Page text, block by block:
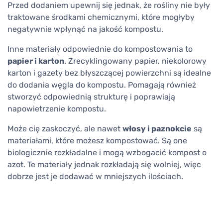
Przed dodaniem upewnij się jednak, że rośliny nie były
traktowane środkami chemicznymi, które mogłyby
negatywnie wpłynąć na jakość kompostu.
Inne materiały odpowiednie do kompostowania to
papier i karton. Zrecyklingowany papier, niekolorowy
karton i gazety bez błyszczącej powierzchni są idealne
do dodania węgla do kompostu. Pomagają również
stworzyć odpowiednią strukturę i poprawiają
napowietrzenie kompostu.
Może cię zaskoczyć, ale nawet włosy i paznokcie są
materiałami, które możesz kompostować. Są one
biologicznie rozkładalne i mogą wzbogacić kompost o
azot. Te materiały jednak rozkładają się wolniej, więc
dobrze jest je dodawać w mniejszych ilościach.